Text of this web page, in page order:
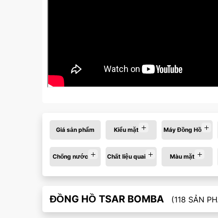
Giá sản phẩm Kiểu mặt Máy Đồng Hồ
Chống nước Chất liệu quai Màu mặt
ĐỒNG HỒ TSAR BOMBA (118 SẢN
Màu mặt:
Xóa